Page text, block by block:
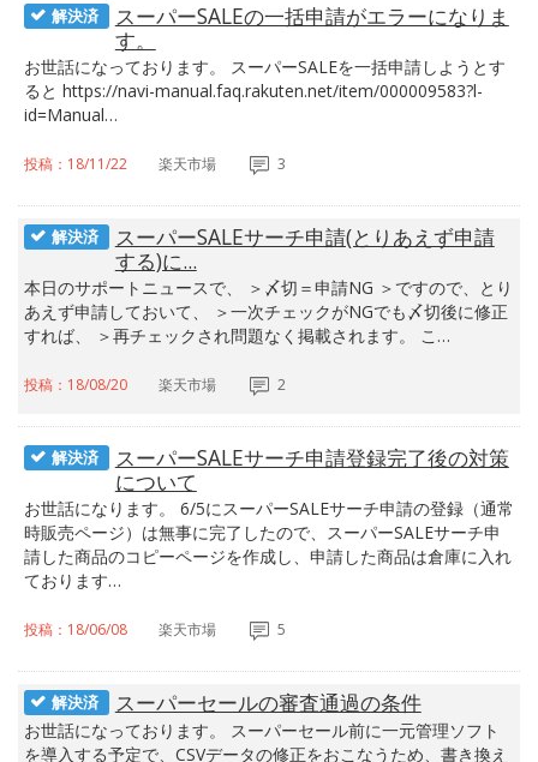
解決済
スーパーSALEの一括申請がエラーになりま
す。
お世話になっております。 スーパーSALEを一括申請しようとす
ると https://navi-manual.faq.rakuten.net/item/000009583?l-
id=Manual…
投稿：18/11/22 楽天市場 3
解決済
スーパーSALEサーチ申請(とりあえず申請
する)に...
本日のサポートニュースで、 ＞〆切＝申請NG ＞ですので、とり
あえず申請しておいて、 ＞一次チェックがNGでも〆切後に修正
すれば、 ＞再チェックされ問題なく掲載されます。 こ…
投稿：18/08/20 楽天市場 2
解決済
スーパーSALEサーチ申請登録完了後の対策
について
お世話になります。 6/5にスーパーSALEサーチ申請の登録（通常
時販売ページ）は無事に完了したので、スーパーSALEサーチ申
請した商品のコピーページを作成し、申請した商品は倉庫に入れ
ております…
投稿：18/06/08 楽天市場 5
解決済 スーパーセールの審査通過の条件
お世話になっております。 スーパーセール前に一元管理ソフト
を導入する予定で、CSVデータの修正をおこなうため、書き換え